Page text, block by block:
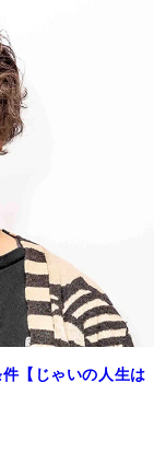
【じゃいの人生は